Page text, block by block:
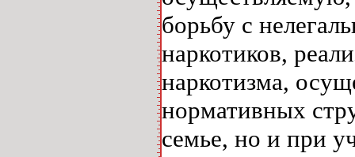
борьбу с
наркотиков,
наркотизма,
нормативных
семье, но и при